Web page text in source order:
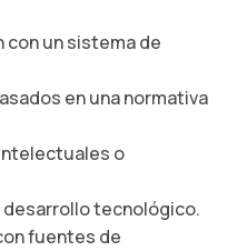
un sistema de
en una normativa
o
tecnológico.
fuentes de